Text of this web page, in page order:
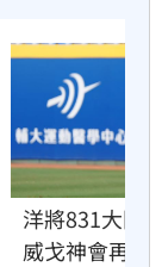
洋將831大限
威戈神會再試